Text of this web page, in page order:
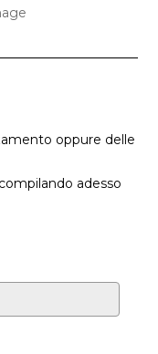
oppure delle
adesso